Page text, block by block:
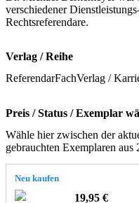
verschiedener
Rechtsreferendare.
Verlag / Reihe
ReferendarFachVerlag /
Preis / Status / Exemplar
Wähle hier zwischen der
gebrauchten Exemplaren aus
Neu kaufen
19,95 €